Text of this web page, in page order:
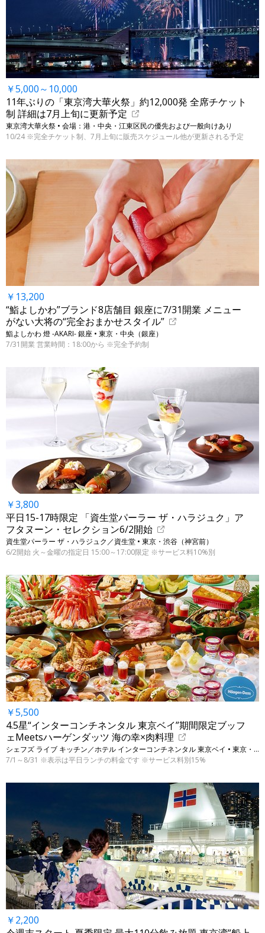
￥5,000～10,000
11年ぶりの「東京湾大華火祭」約12,000発 全席チケット
制 詳細は7月上旬に更新予定
東京湾大華火祭 • 会場：港・中央・江東区民の優先および一般向けあり
10/24 ※完全チケット制、7月上旬に販売スケジュール他が更新される予定
￥13,200
“鮨よしかわ”ブランド8店舗目 銀座に7/31開業 メニュー
がない大将の“完全おまかせスタイル”
鮨よしかわ 燈 -AKARI- 銀座 • 東京・中央（銀座）
7/31開業 営業時間：18:00から ※完全予約制
￥3,800
平日15-17時限定 「資生堂パーラー ザ・ハラジュク」ア
フタヌーン・セレクション6/2開始
資生堂パーラー ザ・ハラジュク／資生堂 • 東京・渋谷（神宮前）
6/2開始 火～金曜の指定日 15:00～17:00限定 ※サービス料10%別
￥5,500
4.5星“インターコンチネンタル 東京ベイ”期間限定ブッフ
ェMeetsハーゲンダッツ 海の幸×肉料理
シェフズ ライブ キッチン／ホテル インターコンチネンタル 東京ベイ • 東京・港
7/1～8/31 ※表示は平日ランチの料金です ※サービス料別15%
￥2,200